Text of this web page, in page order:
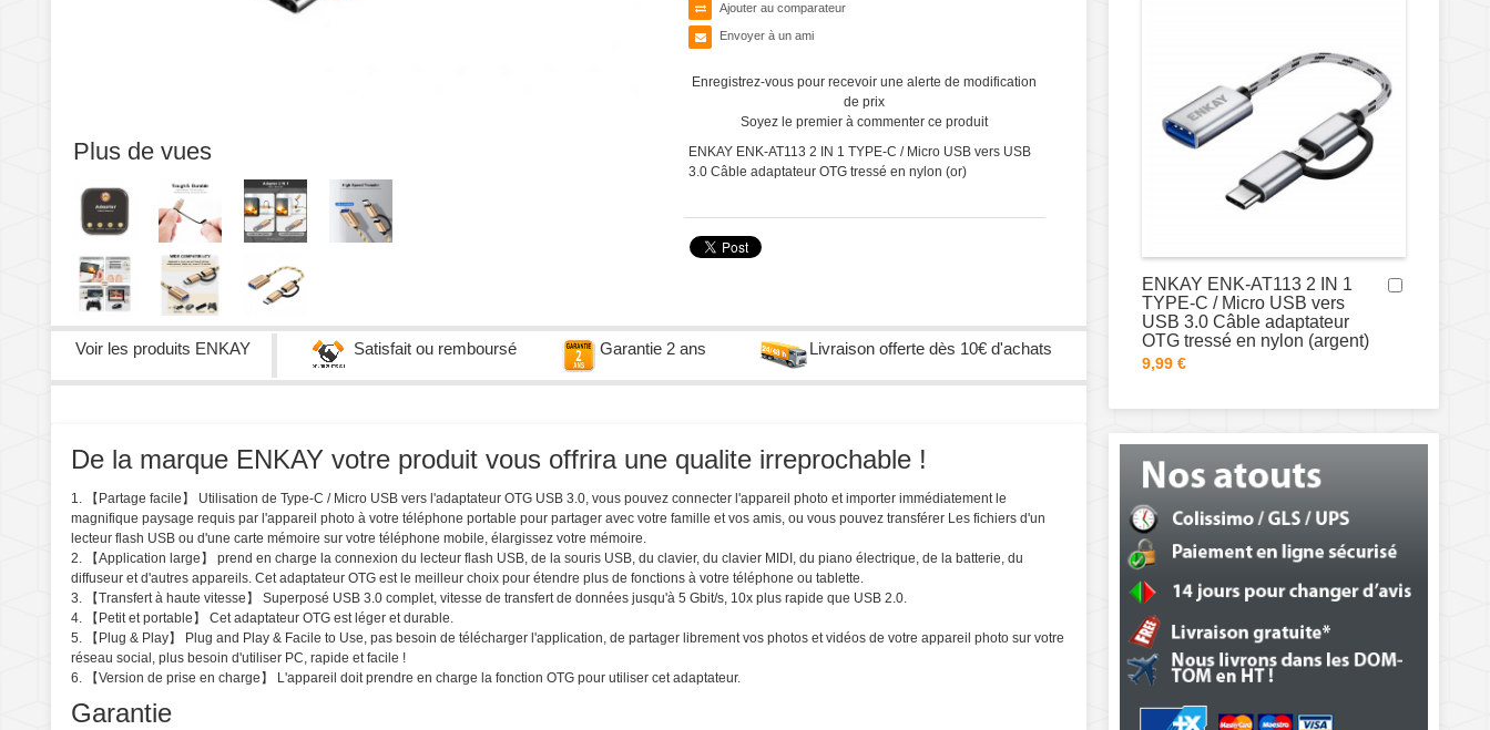
Plus de vues
Ajouter au comparateur
Envoyer à un ami
Enregistrez-vous pour recevoir une alerte de modification
de prix
Soyez le premier à commenter ce produit
ENKAY ENK-AT113 2 IN 1 TYPE-C / Micro USB vers USB
3.0 Câble adaptateur OTG tressé en nylon (or)
Voir les produits ENKAY Satisfait ou remboursé Garantie 2 ans Livraison offerte dès 10€ d'achats
De la marque ENKAY votre produit vous offrira une qualite irreprochable !
1. 【Partage facile】 Utilisation de Type-C / Micro USB vers l'adaptateur OTG USB 3.0, vous pouvez connecter l'appareil photo et importer immédiatement le
magnifique paysage requis par l'appareil photo à votre téléphone portable pour partager avec votre famille et vos amis, ou vous pouvez transférer Les fichiers d'un
lecteur flash USB ou d'une carte mémoire sur votre téléphone mobile, élargissez votre mémoire.
2. 【Application large】 prend en charge la connexion du lecteur flash USB, de la souris USB, du clavier, du clavier MIDI, du piano électrique, de la batterie, du
diffuseur et d'autres appareils. Cet adaptateur OTG est le meilleur choix pour étendre plus de fonctions à votre téléphone ou tablette.
3. 【Transfert à haute vitesse】 Superposé USB 3.0 complet, vitesse de transfert de données jusqu'à 5 Gbit/s, 10x plus rapide que USB 2.0.
4. 【Petit et portable】 Cet adaptateur OTG est léger et durable.
5. 【Plug & Play】 Plug and Play & Facile to Use, pas besoin de télécharger l'application, de partager librement vos photos et vidéos de votre appareil photo sur votre
réseau social, plus besoin d'utiliser PC, rapide et facile !
6. 【Version de prise en charge】 L'appareil doit prendre en charge la fonction OTG pour utiliser cet adaptateur.
Garantie
ENKAY ENK-AT113 2 IN 1
TYPE-C / Micro USB vers
USB 3.0 Câble adaptateur
OTG tressé en nylon (argent)
9,99 €